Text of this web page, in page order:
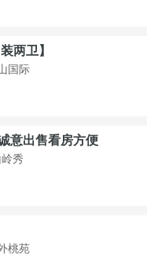
两卫】
国际
意出售看房方便
秀
桃苑